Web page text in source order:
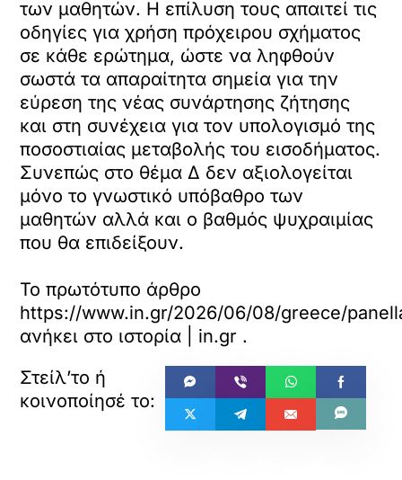
των μαθητών. Η επίλυση τους απαιτεί τις
οδηγίες για χρήση πρόχειρου σχήματος
σε κάθε ερώτημα, ώστε να ληφθούν
σωστά τα απαραίτητα σημεία για την
εύρεση της νέας συνάρτησης ζήτησης
και στη συνέχεια για τον υπολογισμό της
ποσοστιαίας μεταβολής του εισοδήματος.
Συνεπώς στο θέμα Δ δεν αξιολογείται
μόνο το γνωστικό υπόβαθρο των
μαθητών αλλά και ο βαθμός ψυχραιμίας
που θα επιδείξουν.
Το πρωτότυπο άρθρο
https://www.in.gr/2026/06/08/greece/
ανήκει στο ιστορία | in.gr .